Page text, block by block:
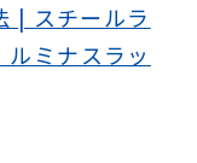
| スチールラ
ミナスラッ